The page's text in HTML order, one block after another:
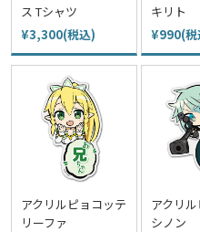
ス Tシャツ
¥3,300(税込)
キリト
¥990(税
アクリルピョコッテ
リーファ
アクリ
シノン